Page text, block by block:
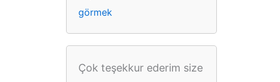
görmek
Çok teşekkur ederim size